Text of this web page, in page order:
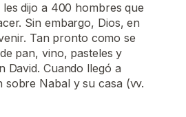
dijo a 400 hombres que
Sin embargo, Dios, en
Tan pronto como se
pan, vino, pasteles y
David. Cuando llegó a
Nabal y su casa (vv.